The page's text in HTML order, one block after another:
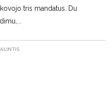
tris mandatus. Du